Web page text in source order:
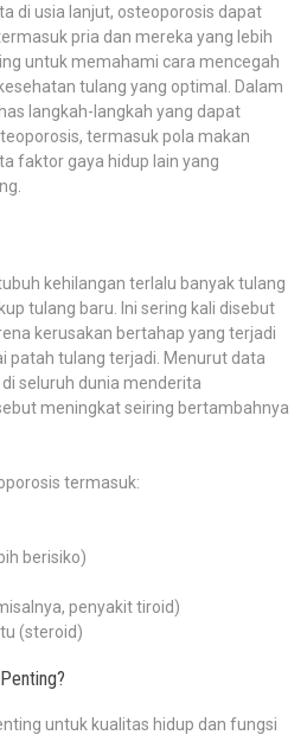
di usia lanjut, osteoporosis dapat
pria dan mereka yang lebih
untuk memahami cara mencegah
tulang yang optimal. Dalam
langkah-langkah yang dapat
termasuk pola makan
faktor gaya hidup lain yang
kehilangan terlalu banyak tulang
tulang baru. Ini sering kali disebut
kerusakan bertahap yang terjadi
patah tulang terjadi. Menurut data
seluruh dunia menderita
meningkat seiring bertambahnya
termasuk:
berisiko)
penyakit tiroid)
(steroid)
untuk kualitas hidup dan fungsi